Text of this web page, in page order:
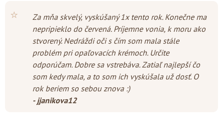
⭐
Za mňa skvelý, vyskúšaný 1x tento rok. Konečne ma
nepripieklo do červená. Príjemne vonia, k moru ako
stvorený. Nedráždi oči s čím som mala stále
problém pri opaľovacích krémoch. Určite
odporúčam. Dobre sa vstrebáva. Zatiaľ najlepší čo
som kedy mala, a to som ich vyskúšala už dosť. O
rok beriem so sebou znova :)
- jjanikova12